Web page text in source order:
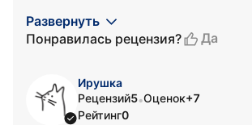
Развернуть
Понравилась рецензия?
Да
Ирушка
Рецензий5•Оценок+7
Рейтинг0